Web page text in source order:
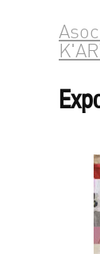
Skip to